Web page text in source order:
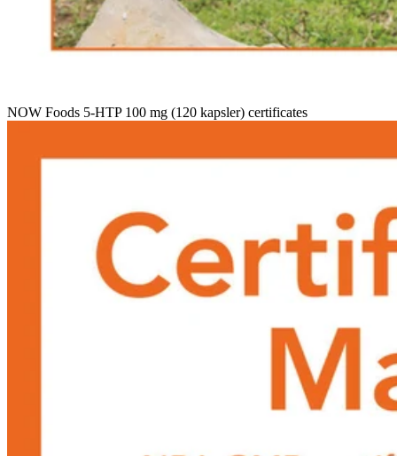
NOW Foods 5-HTP 100 mg (120 kapsler) certificates